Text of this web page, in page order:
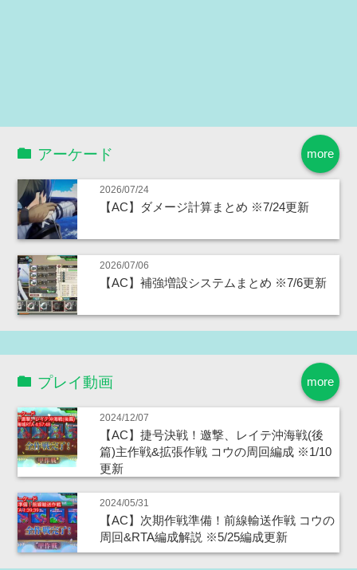
more
アーケード
2026/07/24
【AC】ダメージ計算まとめ ※7/24更新
2026/07/06
【AC】補強増設システムまとめ ※7/6更新
more
プレイ動画
2024/12/07
【AC】捷号決戦！邀撃、レイテ沖海戦(後
篇)主作戦&拡張作戦 コウの周回編成 ※1/10
更新
2024/05/31
【AC】次期作戦準備！前線輸送作戦 コウの
周回&RTA編成解説 ※5/25編成更新